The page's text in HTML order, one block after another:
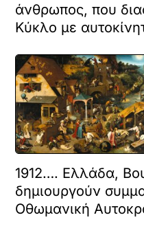
άνθρωπος, που
Κύκλο με
1912…. Ελλάδα,
δημιουργούν
Οθωμανική